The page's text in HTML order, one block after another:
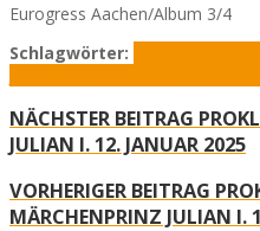
Eurogress Aachen/Album 3/4
Schlagwörter:
NÄCHSTER BEITRAG
JULIAN I. 12. JANUAR 2025
VORHERIGER BEITRAG
MÄRCHENPRINZ JULIAN I.